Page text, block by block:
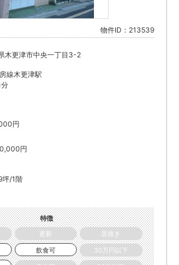
物件ID：213539
木更津市中央一丁目3-2
線木更津駅
円
円
坪/1階
特徴
更新
居抜き
飲食可
30万円以下